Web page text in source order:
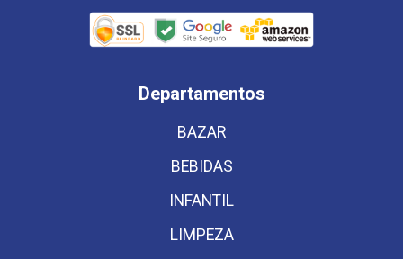
Departamentos
BAZAR
BEBIDAS
INFANTIL
LIMPEZA